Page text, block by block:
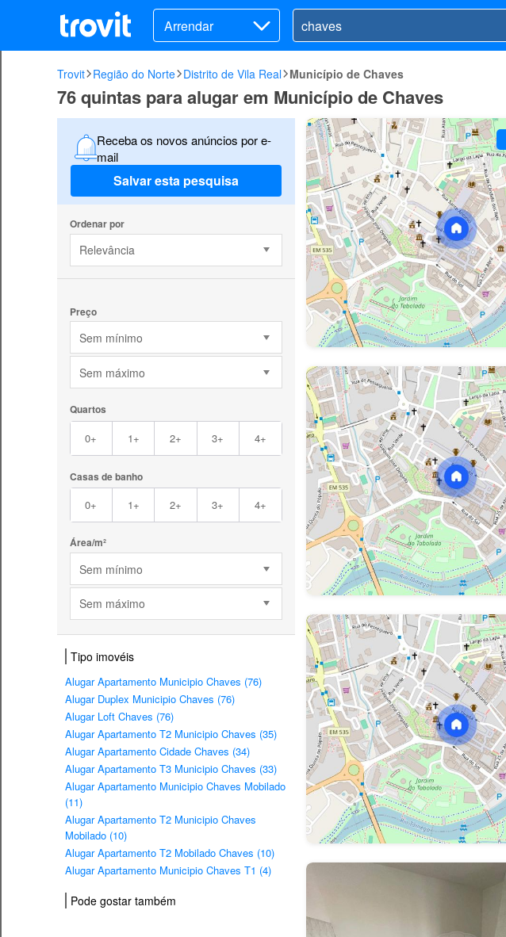
Arrendar
Trovit Região do Norte Distrito de Vila Real Município de Chaves
76 quintas para alugar em Município de Chaves
Receba os novos anúncios por e-
mail
Salvar esta pesquisa
Ordenar por
Relevância
Preço
Sem mínimo
Sem máximo
Quartos
0+ 1+ 2+ 3+ 4+
Casas de banho
0+ 1+ 2+ 3+ 4+
Área/m²
Sem mínimo
Sem máximo
Tipo imovéis
Alugar Apartamento Municipio Chaves (76)
Alugar Duplex Municipio Chaves (76)
Alugar Loft Chaves (76)
Alugar Apartamento T2 Municipio Chaves (35)
Alugar Apartamento Cidade Chaves (34)
Alugar Apartamento T3 Municipio Chaves (33)
Alugar Apartamento Municipio Chaves Mobilado
(11)
Alugar Apartamento T2 Municipio Chaves
Mobilado (10)
Alugar Apartamento T2 Mobilado Chaves (10)
Alugar Apartamento Municipio Chaves T1 (4)
Pode gostar também